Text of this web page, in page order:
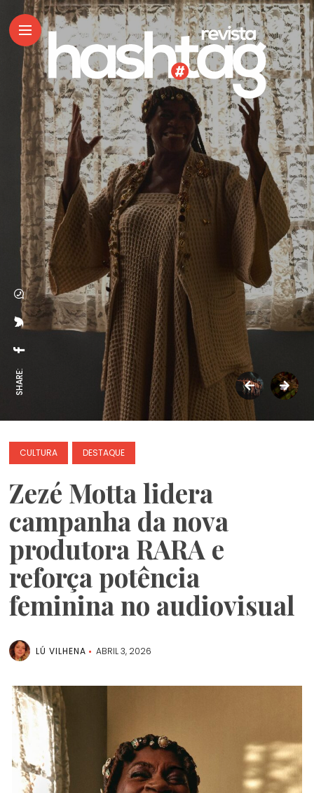
SHARE:
CULTURA DESTAQUE
Zezé Motta lidera
campanha da nova
produtora RARA e
reforça potência
feminina no audiovisual
LÚ VILHENA ABRIL 3, 2026